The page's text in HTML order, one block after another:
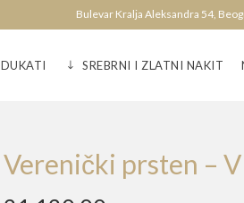
Bulevar Kralja Aleksandra 54,
DUKATI SREBRNI I ZLATNI NAKIT
Verenički prsten –